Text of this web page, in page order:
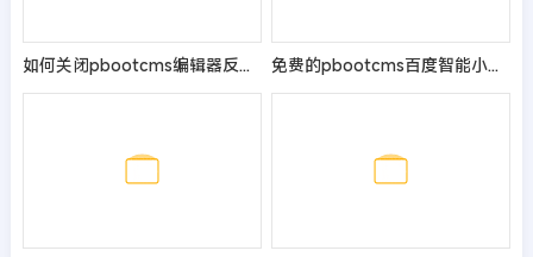
如何关闭pbootcms编辑器反斜杠过滤 免费的pbootcms百度智能小程序插件来了 自助搭建百度小程序